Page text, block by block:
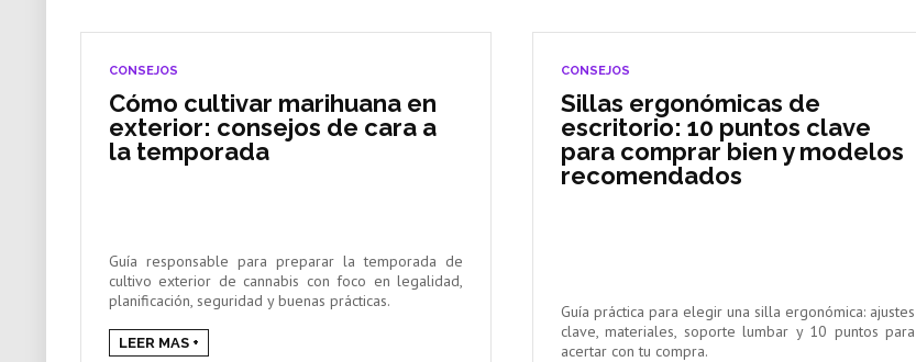
CONSEJOS
Cómo cultivar marihuana en
exterior: consejos de cara a
la temporada
Guía responsable para preparar la temporada de
cultivo exterior de cannabis con foco en legalidad,
planificación, seguridad y buenas prácticas.
LEER MAS +
CONSEJOS
Sillas ergonómicas de
escritorio: 10 puntos clave
para comprar bien y modelos
recomendados
Guía práctica para elegir una silla ergonómica: ajustes
clave, materiales, soporte lumbar y 10 puntos para
acertar con tu compra.